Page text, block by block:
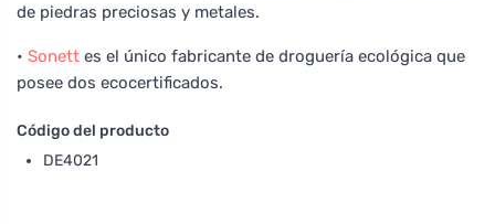
de piedras preciosas y metales.
• Sonett es el único fabricante de droguería ecológica que
posee dos ecocertificados.
Código del producto
DE4021